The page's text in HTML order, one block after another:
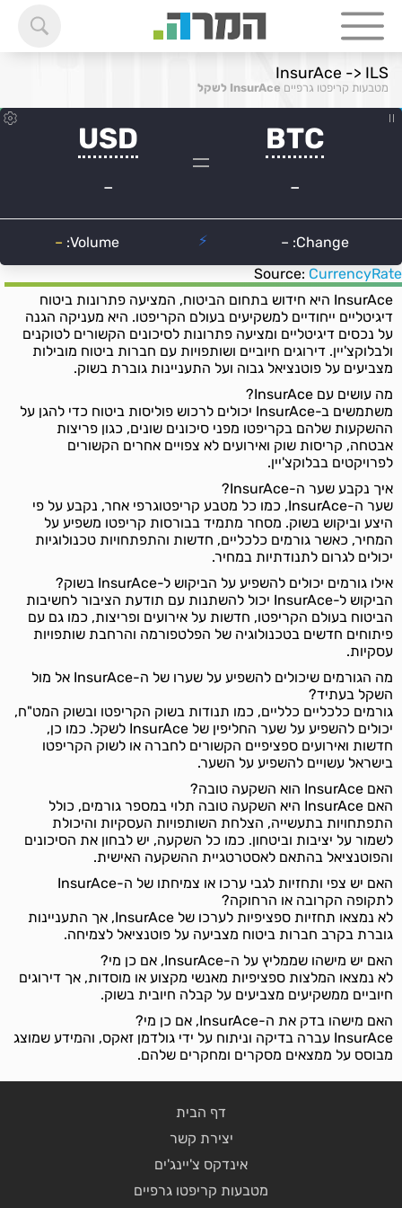
InsurAce -> ILS
מטבעות קריפטו גרפיים InsurAce לשקל
Source: CurrencyRate
InsurAce היא חידוש בתחום הביטוח, המציעה פתרונות ביטוח
דיגיטליים ייחודיים למשקיעים בעולם הקריפטו. היא מעניקה הגנה
על נכסים דיגיטליים ומציעה פתרונות לסיכונים הקשורים לטוקנים
ולבלוקצ'יין. דירוגים חיוביים ושותפויות עם חברות ביטוח מובילות
מצביעים על פוטנציאל גבוה ועל התעניינות גוברת בשוק.
מה עושים עם InsurAce?
משתמשים ב-InsurAce יכולים לרכוש פוליסות ביטוח כדי להגן על
ההשקעות שלהם בקריפטו מפני סיכונים שונים, כגון פריצות
אבטחה, קריסות שוק ואירועים לא צפויים אחרים הקשורים
לפרויקטים בבלוקצ'יין.
איך נקבע שער ה-InsurAce?
שער ה-InsurAce, כמו כל מטבע קריפטוגרפי אחר, נקבע על פי
היצע וביקוש בשוק. מסחר מתמיד בבורסות קריפטו משפיע על
המחיר, כאשר גורמים כלכליים, חדשות והתפתחויות טכנולוגיות
יכולים לגרום לתנודתיות במחיר.
אילו גורמים יכולים להשפיע על הביקוש ל-InsurAce בשוק?
הביקוש ל-InsurAce יכול להשתנות עם תודעת הציבור לחשיבות
הביטוח בעולם הקריפטו, חדשות על אירועים ופריצות, כמו גם עם
פיתוחים חדשים בטכנולוגיה של הפלטפורמה והרחבת שותפויות
עסקיות.
מה הגורמים שיכולים להשפיע על שערו של ה-InsurAce אל מול
השקל בעתיד?
גורמים כלכליים כלליים, כמו תנודות בשוק הקריפטו ובשוק המט"ח,
יכולים להשפיע על שער החליפין של InsurAce לשקל. כמו כן,
חדשות ואירועים ספציפיים הקשורים לחברה או לשוק הקריפטו
בישראל עשויים להשפיע על השער.
האם InsurAce הוא השקעה טובה?
האם InsurAce היא השקעה טובה תלוי במספר גורמים, כולל
התפתחויות בתעשייה, הצלחת השותפויות העסקיות והיכולת
לשמור על יציבות וביטחון. כמו כל השקעה, יש לבחון את הסיכונים
והפוטנציאל בהתאם לאסטרטגיית ההשקעה האישית.
האם יש צפי ותחזיות לגבי ערכו או צמיחתו של ה-InsurAce
לתקופה הקרובה או הרחוקה?
לא נמצאו תחזיות ספציפיות לערכו של InsurAce, אך התעניינות
גוברת בקרב חברות ביטוח מצביעה על פוטנציאל לצמיחה.
האם יש מישהו שממליץ על ה-InsurAce, אם כן מי?
לא נמצאו המלצות ספציפיות מאנשי מקצוע או מוסדות, אך דירוגים
חיוביים ממשקיעים מצביעים על קבלה חיובית בשוק.
האם מישהו בדק את ה-InsurAce, אם כן מי?
InsurAce עברה בדיקה וניתוח על ידי גולדמן זאקס, והמידע שמוצג
מבוסס על ממצאים מסקרים ומחקרים שלהם.
דף הבית
יצירת קשר
אינדקס צ'יינג'ים
מטבעות קריפטו גרפיים